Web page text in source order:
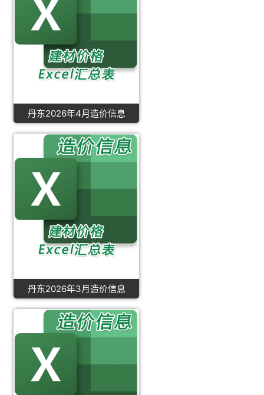
丹东2026年4月造价信息
丹东2026年3月造价信息